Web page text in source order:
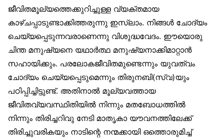
ജീവിതമൂല്യത്തെക്കുറിച്ചുള്ള വ്യക്തമായ
കാഴ്ചപ്പാടുണ്ടാക്കിത്തരുന്നു ഇസ്‌ലാം. നിങ്ങൾ ചോദ്യം
ചെയ്യപ്പെടുന്നവരാണെന്നു വിശുദ്ധവേദം. ഈയൊരു
ചിന്ത മനുഷ്യനെ യഥാർത്ഥ മനുഷ്യനാക്കിമാറ്റാൻ
സഹായിക്കും. പരലോകജീവിതമുണ്ടെന്നും യുവത്വം
ചോദ്യം ചെയ്യപ്പെടുമെന്നും തിരുനബി(സ്വ)യും
പഠിപ്പിച്ചിട്ടുണ്ട്. അതിനാൽ മൂല്യവത്തായ
ജീവിതവ്യവസ്ഥിതിയിൽ നിന്നും മതബോധത്തിൽ
നിന്നും തിരിച്ചറിവു നേടി മാതൃകാ യൗവനത്തിലേക്ക്
തിരിച്ചുവരികയും നാടിന്റെ നന്മക്കായി ഒത്തൊരുമിച്ച്